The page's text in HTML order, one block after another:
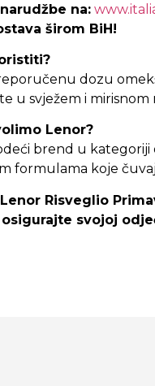
na:
širom BiH!
dozu
u svježem i
Lenor?
brend u
formulama koje
Risveglio
svojoj